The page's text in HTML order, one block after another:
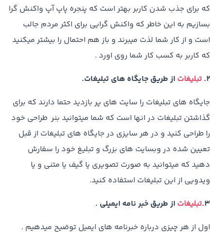
که برای جذب شدن کاربر بهتر است که پنجره پاپ آپ واکنش گرا
بسازیم به این خاطر که واکنش گرایی برای اکثر مردم جالب
است و از کار شما لذت میبرند و باز هم احتمال را بیشتر میکنید
که کاربر به کسب کار شما روی اورد .
2. تبلیغات از طریق جایگاه های تبلیغات.
جایگاه های تبلیغات را سایت های پر بازدید حتما دارند که برای
گذاشتن تبلیغات در انها است که شما میتوانید بنر طراحی خود
را طراحی کنید و در هر سایزی در جایگاه های تبلیغات از قبل
تعیین شده در وبسایت های بزرگ و تبلیغ خود را سفارش
دهید که میتوانید به صورت تصویری یا گیف یا متنی و یا
ویدویی از این تبلیغات استفاده کنید.
3. تبلیغات از طریق خبر نامه ایمیلی .
اول از هر چیزی درباره خبرنامه های ایمیل توضیح میدهیم .